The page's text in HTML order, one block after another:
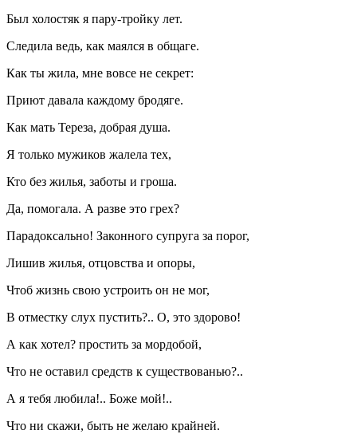
Был холостяк я пару-тройку лет.
Следила ведь, как маялся в общаге.
Как ты жила, мне вовсе не секрет:
Приют давала каждому бродяге.
Как мать Тереза, добрая душа.
Я только мужиков жалела тех,
Кто без жилья, заботы и гроша.
Да, помогала. А разве это грех?
Парадоксально! Законного супруга за порог,
Лишив жилья, отцовства и опоры,
Чтоб жизнь свою устроить он не мог,
В отместку слух пустить?.. О, это здорово!
А как хотел? простить за мордобой,
Что не оставил средств к существованью?..
А я тебя любила!.. Боже мой!..
Что ни скажи, быть не желаю крайней.